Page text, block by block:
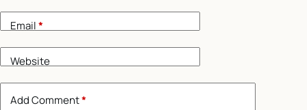
Email*
Website
Add Comment*